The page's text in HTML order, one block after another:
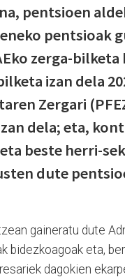
pentsioen
pentsioak
zerga-
izan dela
Zergari
dela; eta,
beste herri-
dute
gaineratu dute
bidezkoagoak eta,
dagokien